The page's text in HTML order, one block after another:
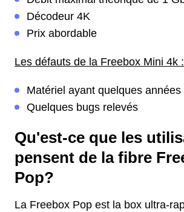
Décodeur 4K
Prix abordable
Les défauts de la Freebox Mini 4k :
Matériel ayant quelques années
Quelques bugs relevés
Qu'est-ce que les
pensent de la fibre
Pop?
La Freebox Pop est la box ultra-